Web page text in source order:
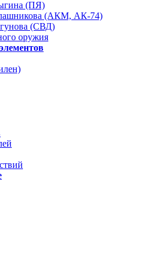
(ПЯ)
(АКМ, АК-74)
(СВД)
оружия